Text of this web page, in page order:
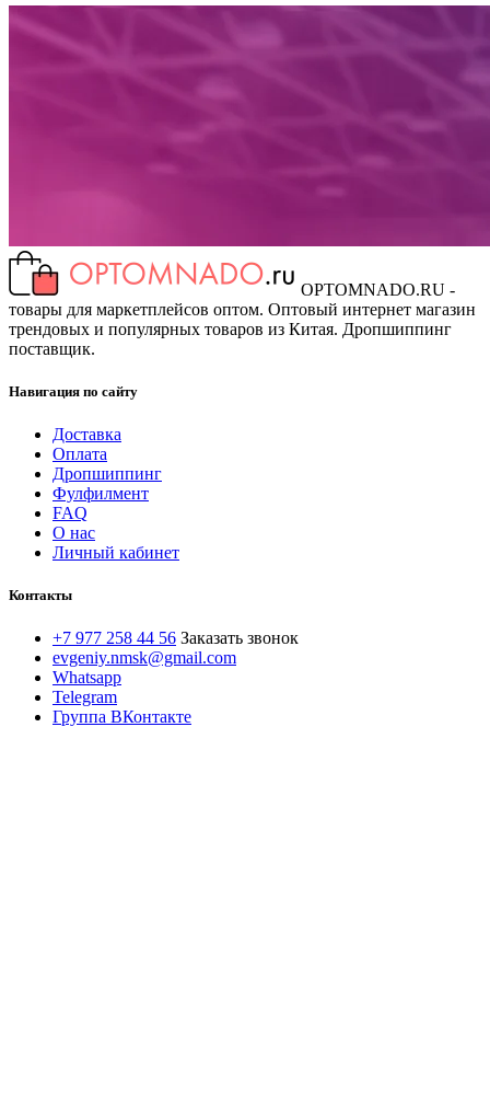
OPTOMNADO.RU -
товары для маркетплейсов оптом. Оптовый интернет магазин
трендовых и популярных товаров из Китая. Дропшиппинг
поставщик.
Навигация по сайту
Доставка
Оплата
Дропшиппинг
Фулфилмент
FAQ
О нас
Личный кабинет
Контакты
+7 977 258 44 56 Заказать звонок
evgeniy.nmsk@gmail.com
Whatsapp
Telegram
Группа ВКонтакте